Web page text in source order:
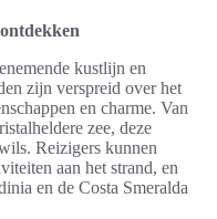
kustlijn en
zijn verspreid over het
en charme. Van
zee, deze
Reizigers kunnen
aan het strand, en
en de Costa Smeralda